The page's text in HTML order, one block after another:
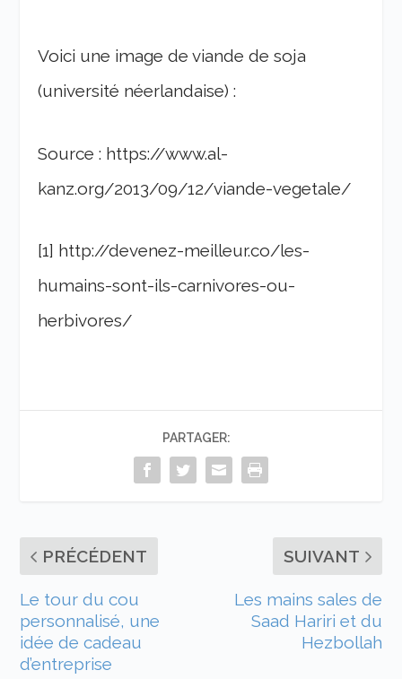
Voici une image de viande de soja
(université néerlandaise) :
Source : https://www.al-
kanz.org/2013/09/12/viande-vegetale/
[1] http://devenez-meilleur.co/les-
humains-sont-ils-carnivores-ou-
herbivores/
PARTAGER:
PRÉCÉDENT
Le tour du cou
personnalisé, une
idée de cadeau
d’entreprise
SUIVANT
Les mains sales de
Saad Hariri et du
Hezbollah